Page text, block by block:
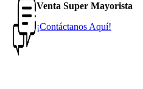
Venta Super Mayorista
¡Contáctanos Aquí!